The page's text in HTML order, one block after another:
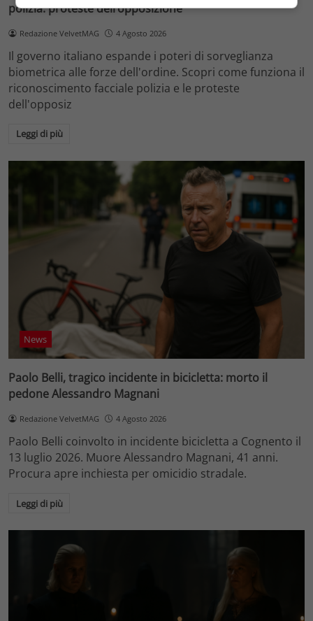
polizia: proteste dell’opposizione
Redazione VelvetMAG 4 Agosto 2026
Il governo italiano espande i poteri di sorveglianza
biometrica alle forze dell'ordine. Scopri come funziona il
riconoscimento facciale polizia e le proteste
dell'opposiz
Leggi di più
News
Paolo Belli, tragico incidente in bicicletta: morto il
pedone Alessandro Magnani
Redazione VelvetMAG 4 Agosto 2026
Paolo Belli coinvolto in incidente bicicletta a Cognento il
13 luglio 2026. Muore Alessandro Magnani, 41 anni.
Procura apre inchiesta per omicidio stradale.
Leggi di più